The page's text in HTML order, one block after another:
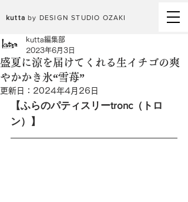
kutta by DESIGN STUDIO OZAKI
盛夏に涼を届けてくれる生イチゴの爽
やかかき氷“雪苺”
kutta編集部
2023年6月3日
更新日： 2024年4月26日
【ふらのパティスリーtronc（トロ
ン）】